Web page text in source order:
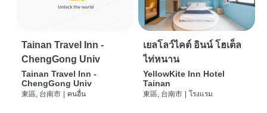
Tainan Travel Inn -
ChengGong Univ
Tainan Travel Inn -
ChengGong Univ
東區, 台南市 | คนอื่น
เยลโลว์ไคต์ อินน์ โฮเต็ล
ไท่หนาน
YellowKite Inn Hotel
Tainan
東區, 台南市 | โรงแรม